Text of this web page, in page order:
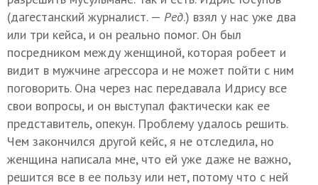
(дагестанский журналист. — Ред.) взял у нас уже два
или три кейса, и он реально помог. Он был
посредником между женщиной, которая робеет и
видит в мужчине агрессора и не может пойти с ним
поговорить. Она через нас передавала Идрису все
свои вопросы, и он выступал фактически как ее
представитель, опекун. Проблему удалось решить.
Чем закончился другой кейс, я не отследила, но
женщина написала мне, что ей уже даже не важно,
решится все в ее пользу или нет, потому что с ней